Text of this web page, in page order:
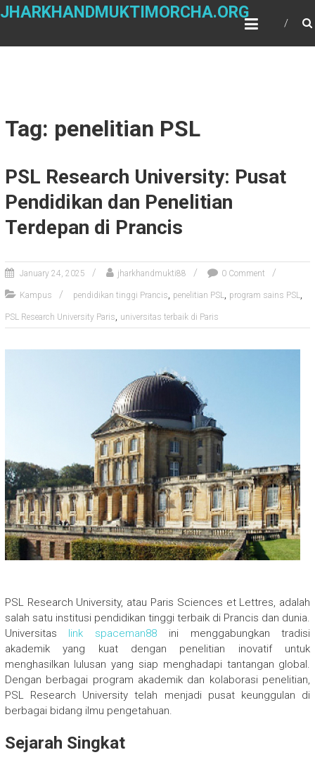
Skip
JHARKHANDMUKTIMORCHA.ORG
Tag: penelitian PSL
PSL Research University: Pusat
Pendidikan dan Penelitian
Terdepan di Prancis
January 24, 2025 jharkhandmukti88 0 Comment
Kampus pendidikan tinggi Prancis, penelitian PSL, program sains PSL,
PSL Research University Paris, universitas terbaik di Paris
PSL Research University, atau Paris Sciences et Lettres, adalah
salah satu institusi pendidikan tinggi terbaik di Prancis dan dunia.
Universitas link spaceman88 ini menggabungkan tradisi
akademik yang kuat dengan penelitian inovatif untuk
menghasilkan lulusan yang siap menghadapi tantangan global.
Dengan berbagai program akademik dan kolaborasi penelitian,
PSL Research University telah menjadi pusat keunggulan di
berbagai bidang ilmu pengetahuan.
Sejarah Singkat